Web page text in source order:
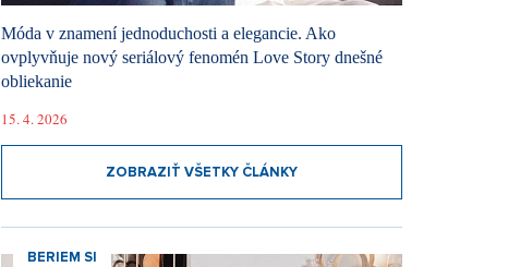
Móda v znamení jednoduchosti a elegancie. Ako
ovplyvňuje nový seriálový fenomén Love Story dnešné
obliekanie
15. 4. 2026
ZOBRAZIŤ VŠETKY ČLÁNKY
BERIEM SI